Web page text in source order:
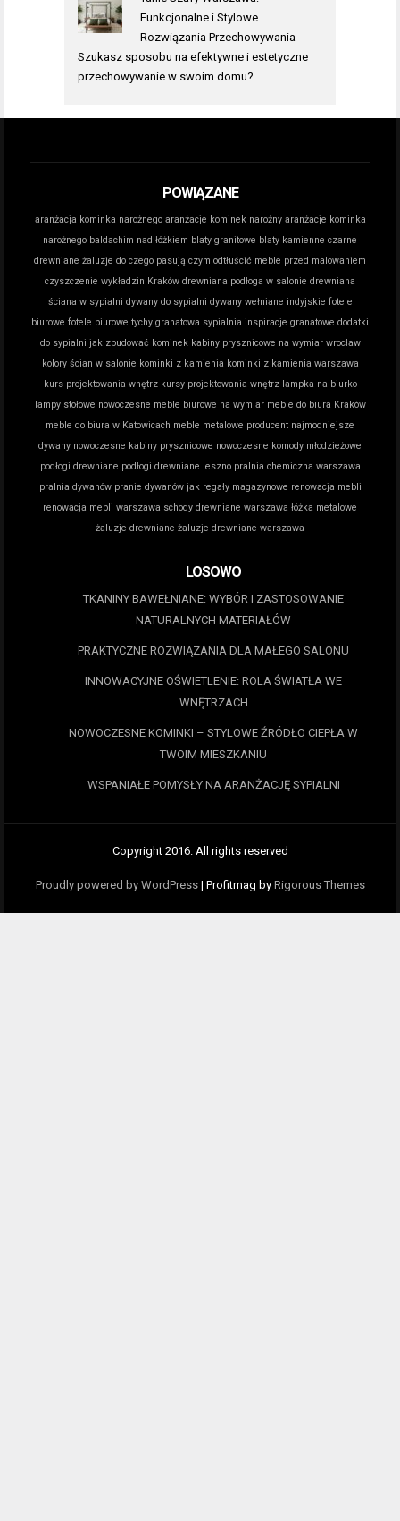
Funkcjonalne i Stylowe
Rozwiązania Przechowywania
Szukasz sposobu na efektywne i estetyczne
przechowywanie w swoim domu? …
POWIĄZANE
aranżacja kominka narożnego aranżacje kominek narożny aranżacje kominka
narożnego baldachim nad łóżkiem blaty granitowe blaty kamienne czarne
drewniane żaluzje do czego pasują czym odtłuścić meble przed malowaniem
czyszczenie wykładzin Kraków drewniana podłoga w salonie drewniana
ściana w sypialni dywany do sypialni dywany wełniane indyjskie fotele
biurowe fotele biurowe tychy granatowa sypialnia inspiracje granatowe dodatki
do sypialni jak zbudować kominek kabiny prysznicowe na wymiar wrocław
kolory ścian w salonie kominki z kamienia kominki z kamienia warszawa
kurs projektowania wnętrz kursy projektowania wnętrz lampka na biurko
lampy stołowe nowoczesne meble biurowe na wymiar meble do biura Kraków
meble do biura w Katowicach meble metalowe producent najmodniejsze
dywany nowoczesne kabiny prysznicowe nowoczesne komody młodzieżowe
podłogi drewniane podłogi drewniane leszno pralnia chemiczna warszawa
pralnia dywanów pranie dywanów jak regały magazynowe renowacja mebli
renowacja mebli warszawa schody drewniane warszawa łóżka metalowe
żaluzje drewniane żaluzje drewniane warszawa
LOSOWO
TKANINY BAWEŁNIANE: WYBÓR I ZASTOSOWANIE
NATURALNYCH MATERIAŁÓW
PRAKTYCZNE ROZWIĄZANIA DLA MAŁEGO SALONU
INNOWACYJNE OŚWIETLENIE: ROLA ŚWIATŁA WE
WNĘTRZACH
NOWOCZESNE KOMINKI – STYLOWE ŹRÓDŁO CIEPŁA W
TWOIM MIESZKANIU
WSPANIAŁE POMYSŁY NA ARANŻACJĘ SYPIALNI
Copyright 2016. All rights reserved
Proudly powered by WordPress | Profitmag by Rigorous Themes